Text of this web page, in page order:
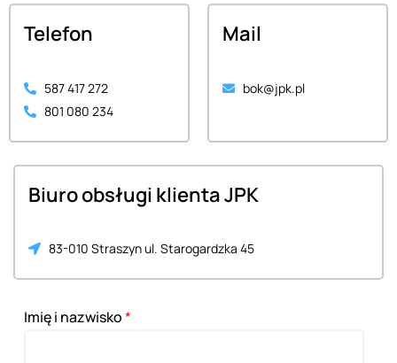
Telefon
587 417 272
801 080 234
Mail
bok@jpk.pl
Biuro obsługi klienta JPK
83-010 Straszyn ul. Starogardzka 45
Imię i nazwisko*